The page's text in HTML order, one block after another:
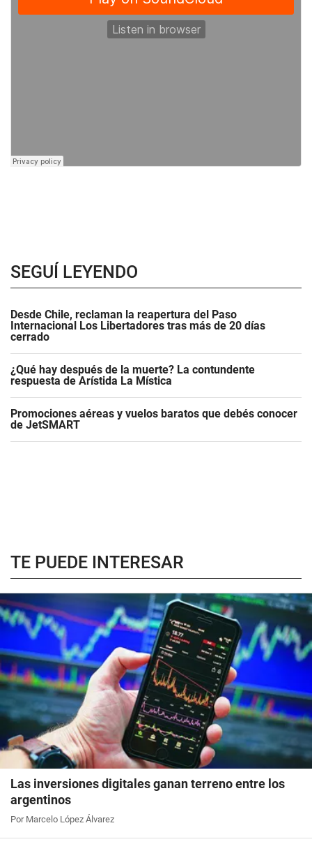
SEGUÍ LEYENDO
Desde Chile, reclaman la reapertura del Paso
Internacional Los Libertadores tras más de 20 días
cerrado
¿Qué hay después de la muerte? La contundente
respuesta de Arístida La Mística
Promociones aéreas y vuelos baratos que debés conocer
de JetSMART
TE PUEDE INTERESAR
Las inversiones digitales ganan terreno entre los
argentinos
Por Marcelo López Álvarez